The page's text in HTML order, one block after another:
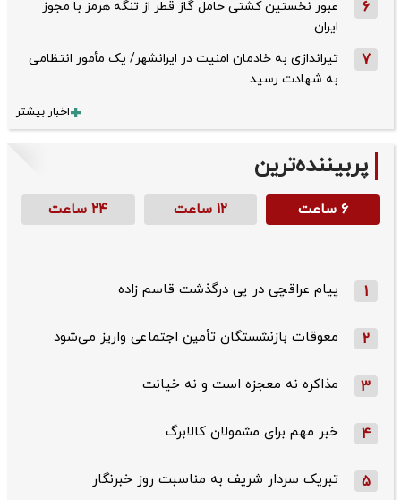
6
عبور نخستین کشتی حامل گاز قطر از تنگه هرمز با مجوز
ایران
7
تیراندازی به خادمان امنیت در ایرانشهر/ یک مأمور انتظامی
به شهادت رسید
اخبار بیشتر
پربیننده‌ترین
۶ ساعت ۱۲ ساعت ۲۴ ساعت
1 پیام عراقچی در پی درگذشت قاسم‌ زاده
2 معوقات بازنشستگان تأمین اجتماعی واریز می‌شود
3 مذاکره نه معجزه است و نه خیانت
4 خبر مهم برای مشمولان کالابرگ
5 تبریک سردار شریف به مناسبت روز خبرنگار